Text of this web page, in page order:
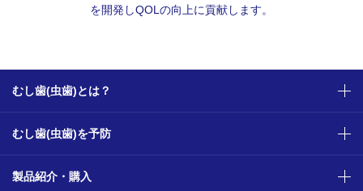
を開発しQOLの向上に貢献します。
むし歯(虫歯)とは？
むし歯(虫歯)を予防
製品紹介・購入